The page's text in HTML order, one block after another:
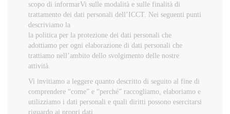
scopo di informarVi sulle modalità e sulle finalità di
trattamento dei dati personali dell’ICCT. Nei seguenti punti
descriviamo la
la politica per la protezione dei dati personali che
adottiamo per ogni elaborazione di dati personali che
trattiamo nell’ambito dello svolgimento delle nostre
attività.
Vi invitiamo a leggere quanto descritto di seguito al fine di
comprendere “come” e “perché” raccogliamo, elaboriamo e
utilizziamo i dati personali e quali diritti possono esercitarsi
riguardo ai propri dati.